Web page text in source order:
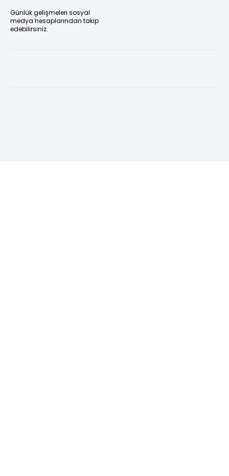
Günlük gelişmeleri sosyal
medya hesaplarından takip
edebilirsiniz.